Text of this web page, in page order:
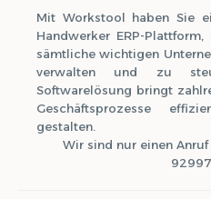
Mit Workstool haben Sie
Handwerker ERP-
sämtliche wichtigen
verwalten und zu
Softwarelösung bringt
Geschäftsprozesse
gestalten.
Wir sind nur einen Anruf